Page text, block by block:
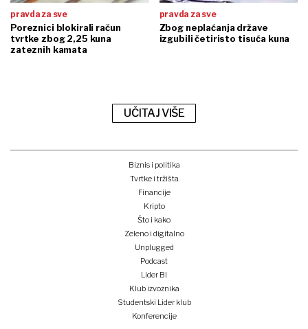
pravda za sve
Poreznici blokirali račun
tvrtke zbog 2,25 kuna
zateznih kamata
pravda za sve
Zbog neplaćanja države
izgubili četiristo tisuća kuna
UČITAJ VIŠE
Biznis i politika
Tvrtke i tržišta
Financije
Kripto
Što i kako
Zeleno i digitalno
Unplugged
Podcast
Lider BI
Klub izvoznika
Studentski Lider klub
Konferencije